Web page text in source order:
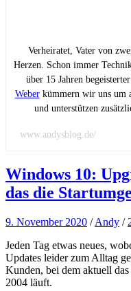
Verheiratet, Vater von
Herzen. Schon immer
über 15 Jahren
Weberkümmern wir uns um
und unterstützen
www.andysblog.de/
Windows 10:
das die
9. November 2020 /Andy /
Jeden Tag etwas neues,
Updates leider zum Alltag
Kunden, bei dem aktuell
2004 läuft.